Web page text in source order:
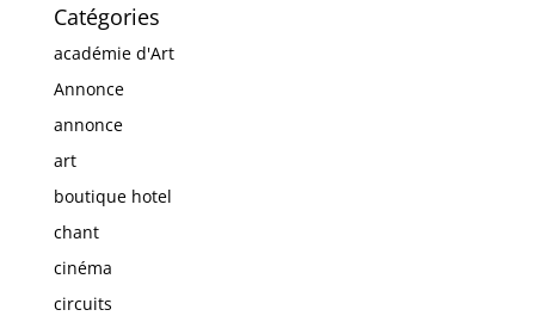
Catégories
académie d'Art
Annonce
annonce
art
boutique hotel
chant
cinéma
circuits